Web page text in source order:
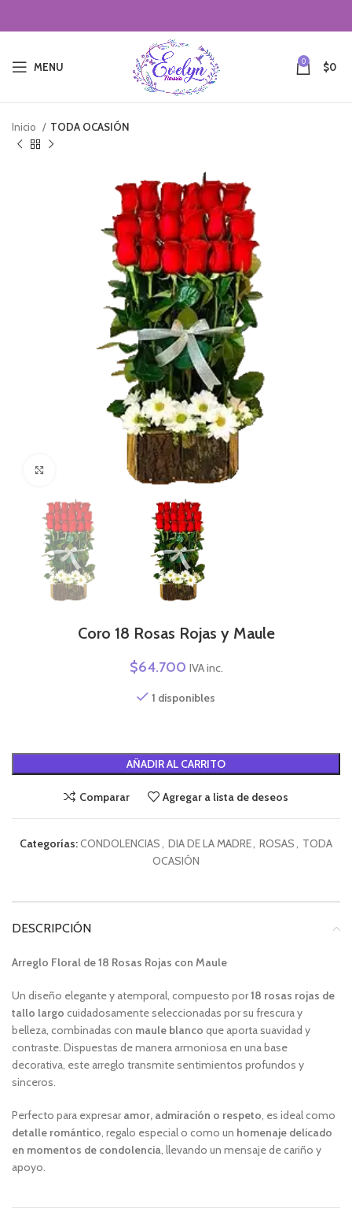
MENU 0 $0
Inicio TODA OCASIÓN
Coro 18 Rosas Rojas y Maule
$64.700 IVA inc.
1 disponibles
AÑADIR AL CARRITO
Comparar Agregar a lista de deseos
Categorías:CONDOLENCIAS, DIA DE LA MADRE, ROSAS, TODA
OCASIÓN
DESCRIPCIÓN
Arreglo Floral de 18 Rosas Rojas con Maule
Un diseño elegante y atemporal, compuesto por18 rosas rojas de
tallo largo cuidadosamente seleccionadas por su frescura y
belleza, combinadas con maule blanco que aporta suavidad y
contraste. Dispuestas de manera armoniosa en una base
decorativa, este arreglo transmite sentimientos profundos y
sinceros.
Perfecto para expresaramor, admiración o respeto, es ideal como
detalle romántico, regalo especial o como un homenaje delicado
en momentos de condolencia, llevando un mensaje de cariño y
apoyo.